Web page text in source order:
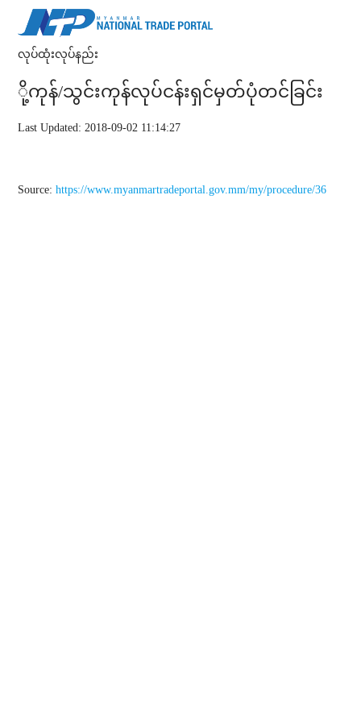
လုပ်ထုံးလုပ်နည်း
ို့ကုန်/သွင်းကုန်လုပ်ငန်းရှင်မှတ်ပုံတင်ခြင်း
Last Updated: 2018-09-02 11:14:27
Source:https://www.myanmartradeportal.gov.mm/my/procedure/36